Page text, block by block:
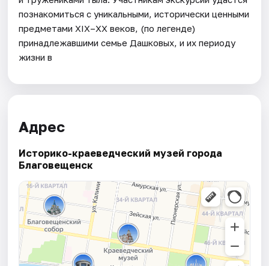
познакомиться с уникальными, исторически ценными
предметами XIX–XX веков, (по легенде)
принадлежавшими семье Дашковых, и их периоду
жизни в
Адрес
Историко-краеведческий музей города
Благовещенск